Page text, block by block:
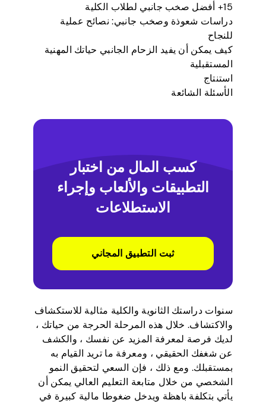
15+ أفضل صخب جانبي لطلاب الكلية
دراسات شعوذة وصخب جانبي: نصائح عملية
للنجاح
كيف يمكن أن يفيد الزحام الجانبي حياتك المهنية
المستقبلية
استنتاج
الأسئلة الشائعة
كسب المال من اختبار
التطبيقات والألعاب وإجراء
الاستطلاعات
ثبت التطبيق المجاني
سنوات دراستك الثانوية والكلية مثالية للاستكشاف
والاكتشاف. خلال هذه المرحلة الحرجة من حياتك ،
لديك فرصة لمعرفة المزيد عن نفسك ، والكشف
عن شغفك الحقيقي ، ومعرفة ما تريد القيام به
بمستقبلك. ومع ذلك ، فإن السعي لتحقيق النمو
الشخصي من خلال متابعة التعليم العالي يمكن أن
يأتي بتكلفة باهظة ويدخل ضغوطا مالية كبيرة في